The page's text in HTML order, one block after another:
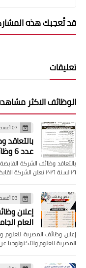
قد تُعجبك هذه
تعليقات
الوظائف الاكثر
07 أغسطس 2026
بالتعاقد
عدد 6 وظائف خالية
٢٦ لسنة ٢٠٢٦ تعلن الشركة القابضة لمصر للطي…
03 أغسطس 2026
العام الجامعي
المصرية للعلوم والتكنولوجيا